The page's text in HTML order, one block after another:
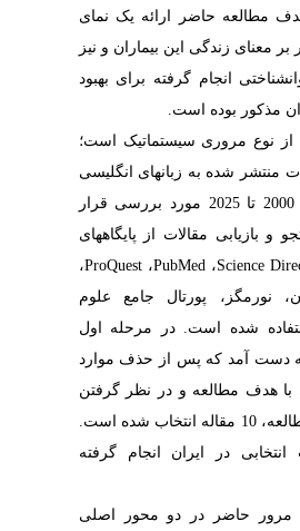
مطالعه حاضر ارائه یک نمای
معنای زندگی این بیماران و نیز
انجام گرفته برای بهبود
مذکور بوده است.
از نوع مروری سیستماتیک است؛
منتشر شده به زبان­های انگلیسی
و فارسی از سال 2000 تا 2025 مورد بررسی قرار
و بازیابی مقالات از پایگاه­های
Science، PubMed،ProQuest،
نورمگز، پورتال جامع علوم
شده است. در مرحله اول
مقاله به دست آمد که پس از حذف موارد
با هدف مطالعه و در نظر گرفتن
ملاک­های ورود به مطالعه، 10 مقاله انتخاب شده است.
در ایران انجام گرفته
مرور حاضر در دو محور اصلی